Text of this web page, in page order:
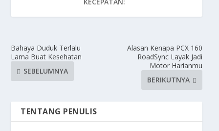
Bahaya Duduk Terlalu
Lama Buat Kesehatan
SEBELUMNYA
Alasan Kenapa PCX 160
RoadSync Layak Jadi
Motor Harianmu
BERIKUTNYA
TENTANG PENULIS